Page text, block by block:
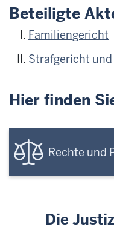
Beteiligte
Familiengericht
Strafgericht
Hier finden
Rechte und
Die